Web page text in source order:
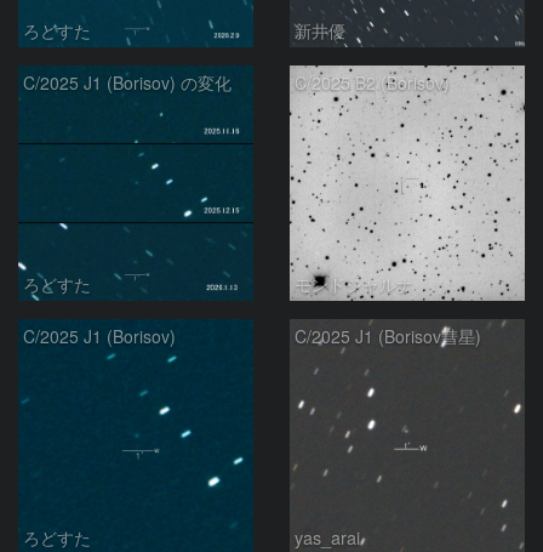
ろどすた 新井優
C/2025 J1 (Borisov) の変化
ろどすた
C/2025 B2 (Borisov)
モンドシャルナ
C/2025 J1 (Borisov)
ろどすた
C/2025 J1 (Borisov彗星)
yas_arai